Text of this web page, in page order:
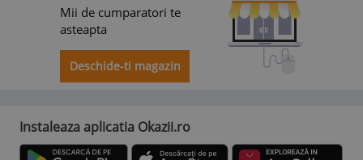
Mii de cumparatori te
asteapta
Deschide-ti magazin
Instaleaza aplicatia Okazii.ro